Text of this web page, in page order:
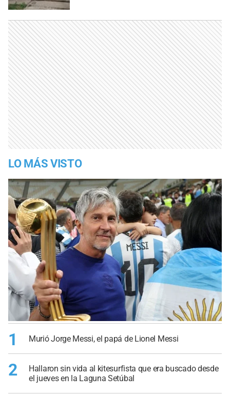
LO MÁS VISTO
1 Murió Jorge Messi, el papá de Lionel Messi
2
Hallaron sin vida al kitesurfista que era buscado desde
el jueves en la Laguna Setúbal